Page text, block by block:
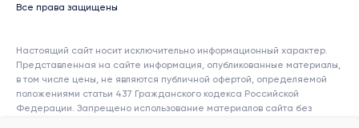
Все права защищены
Настоящий сайт носит исключительно информационный характер.
Представленная на сайте информация, опубликованные материалы,
в том числе цены, не являются публичной офертой, определяемой
положениями статьи 437 Гражданского кодекса Российской
Федерации. Запрещено использование материалов сайта без